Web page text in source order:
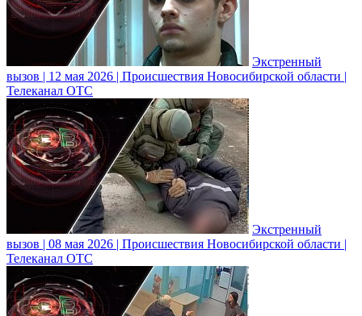
Экстренный
вызов | 12 мая 2026 | Происшествия Новосибирской области |
Телеканал ОТС
Экстренный
вызов | 08 мая 2026 | Происшествия Новосибирской области |
Телеканал ОТС